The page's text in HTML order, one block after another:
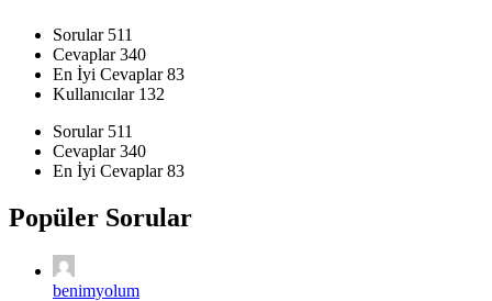
Sorular 511
Cevaplar340
En İyi Cevaplar83
Kullanıcılar 132
İstatistikler
Sorular 511
Cevaplar340
En İyi Cevaplar83
Popüler Sorular
benimyolum